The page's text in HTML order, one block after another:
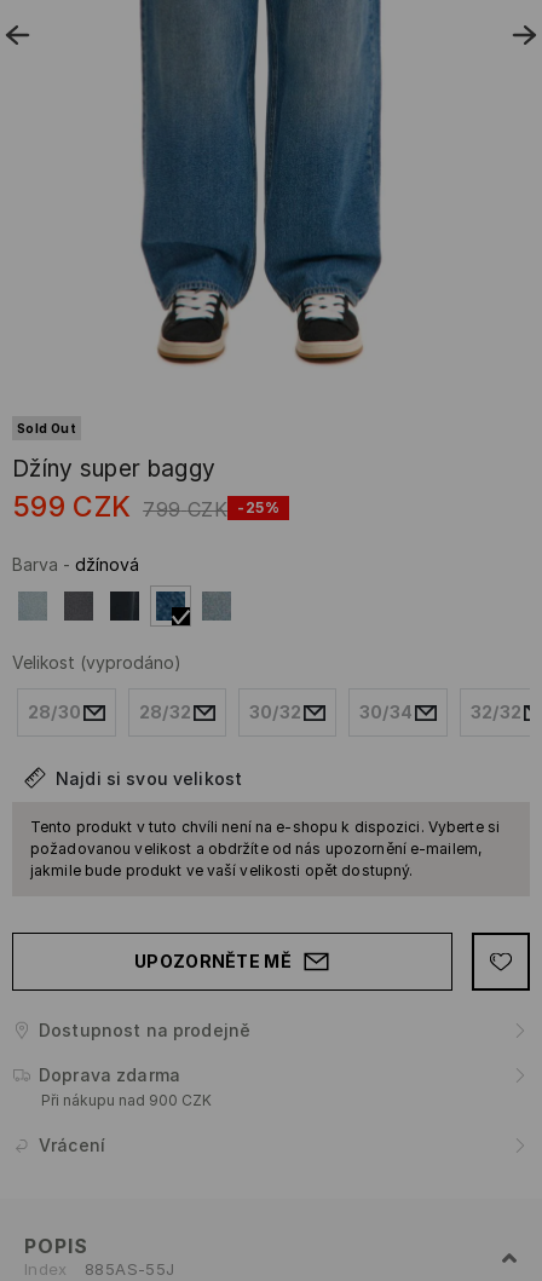
Sold Out
Džíny super baggy
599 CZK 799 CZK -25%
Barva - džínová
Velikost (vyprodáno)
28/30 28/32 30/32 30/34 32/32
Najdi si svou velikost
Tento produkt v tuto chvíli není na e-shopu k dispozici. Vyberte si
požadovanou velikost a obdržíte od nás upozornění e-mailem,
jakmile bude produkt ve vaší velikosti opět dostupný.
UPOZORNĚTE MĚ
Dostupnost na prodejně
Doprava zdarma
Při nákupu nad 900 CZK
Vrácení
POPIS
Index 885AS-55J